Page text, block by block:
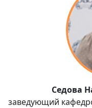
Седова
заведующий